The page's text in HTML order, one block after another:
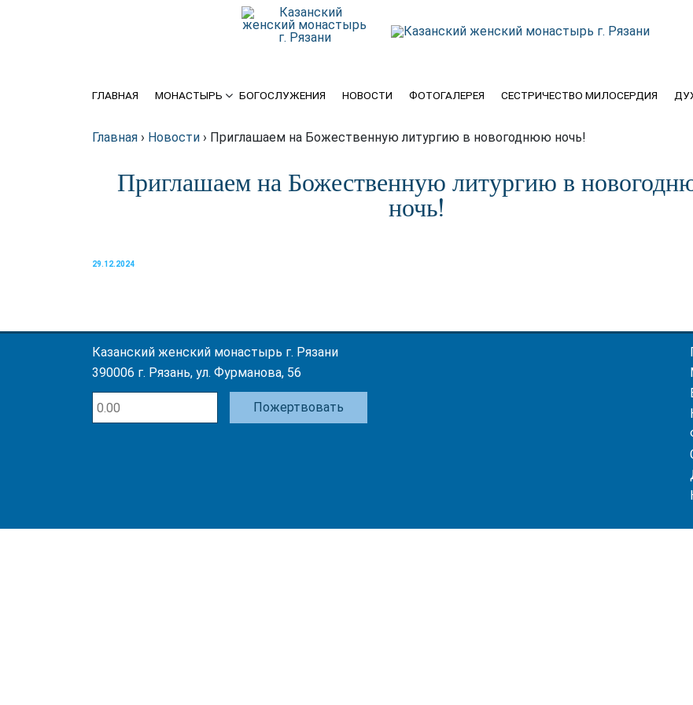
Духовенство
ГЛАВНАЯ МОНАСТЫРЬ БОГОСЛУЖЕНИЯ НОВОСТИ ФОТОГАЛЕРЕЯ СЕСТРИЧЕСТВО МИЛОСЕРДИЯ
Главная › Новости › Приглашаем на Божественную литургию в новогоднюю ночь!
Приглашаем на Божественную литургию в
ночь!
29.12.2024
Казанский женский монастырь г. Рязани
390006 г. Рязань, ул. Фурманова, 56
Пожертвовать